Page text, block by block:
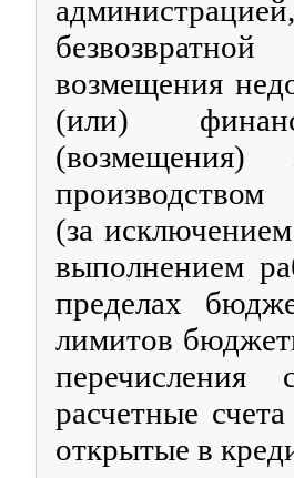
возмещения
(или)
производством
(за
выполнением
пределах
лимитов
перечисления
расчетные
открытые в